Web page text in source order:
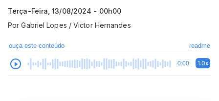
Terça-Feira, 13/08/2024 - 00h00
PorGabriel Lopes / Victor Hernandes
ouça este conteúdo readme
0:00 1.0x